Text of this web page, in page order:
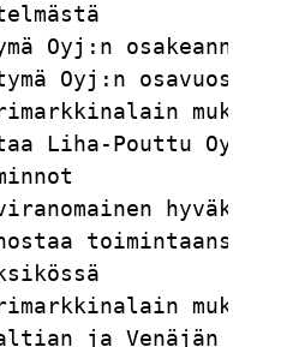
Oyj:n
Yhtymä Oyj:n
Liha-
ja